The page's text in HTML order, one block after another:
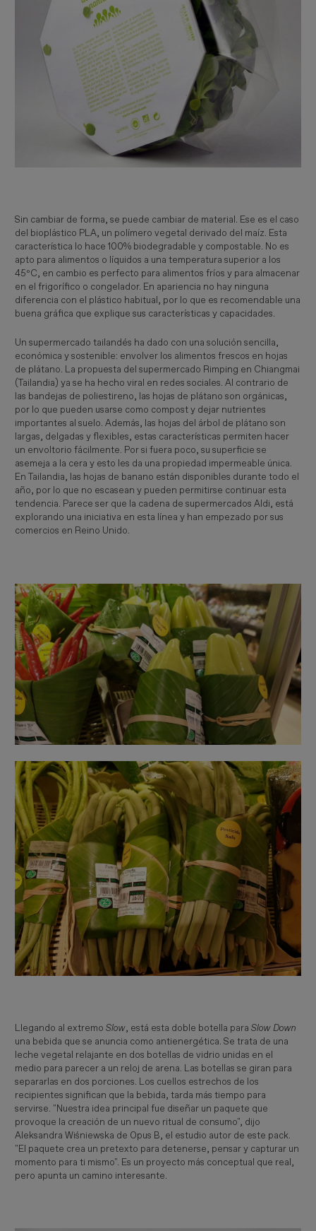
Sin cambiar de forma, se puede cambiar de material. Ese es el caso
del bioplástico PLA, un polímero vegetal derivado del maíz. Esta
característica lo hace 100% biodegradable y compostable. No es
apto para alimentos o líquidos a una temperatura superior a los
45ºC, en cambio es perfecto para alimentos fríos y para almacenar
en el frigorífico o congelador. En apariencia no hay ninguna
diferencia con el plástico habitual, por lo que es recomendable una
buena gráfica que explique sus características y capacidades.
Un supermercado tailandés ha dado con una solución sencilla,
económica y sostenible: envolver los alimentos frescos en hojas
de plátano. La propuesta del supermercado Rimping en Chiangmai
(Tailandia) ya se ha hecho viral en redes sociales. Al contrario de
las bandejas de poliestireno, las hojas de plátano son orgánicas,
por lo que pueden usarse como compost y dejar nutrientes
importantes al suelo. Además, las hojas del árbol de plátano son
largas, delgadas y flexibles, estas características permiten hacer
un envoltorio fácilmente. Por si fuera poco, su superficie se
asemeja a la cera y esto les da una propiedad impermeable única.
En Tailandia, las hojas de banano están disponibles durante todo el
año, por lo que no escasean y pueden permitirse continuar esta
tendencia. Parece ser que la cadena de supermercados Aldi, está
explorando una iniciativa en esta línea y han empezado por sus
comercios en Reino Unido.
Llegando al extremoSlow, está esta doble botella paraSlow Down
una bebida que se anuncia como antienergética. Se trata de una
leche vegetal relajante en dos botellas de vidrio unidas en el
medio para parecer a un reloj de arena. Las botellas se giran para
separarlas en dos porciones. Los cuellos estrechos de los
recipientes significan que la bebida, tarda más tiempo para
servirse. "Nuestra idea principal fue diseñar un paquete que
provoque la creación de un nuevo ritual de consumo", dijo
Aleksandra Wiśniewska de Opus B, el estudio autor de este pack.
"El paquete crea un pretexto para detenerse, pensar y capturar un
momento para ti mismo". Es un proyecto más conceptual que real,
pero apunta un camino interesante.